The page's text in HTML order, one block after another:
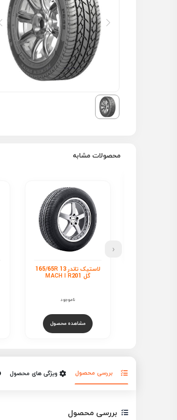
محصولات مشابه
لاستیک یزد تایر 165/65R
13 گل ساترن
ناموجود
مشاهده محصول
‹
بررسی محصول ویژگی های محصول
بررسی محصول